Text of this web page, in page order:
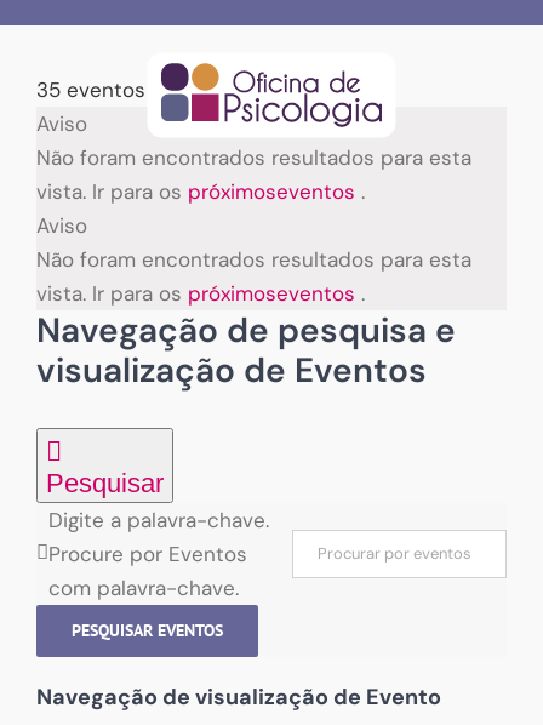
content35 eventos encontrados.
Eventos
Aviso
Não foram encontrados resultados para esta
vista. Ir para os próximoseventos .
Aviso
Não foram encontrados resultados para esta
vista. Ir para os próximoseventos .
Navegação de pesquisa e
visualização de Eventos
Pesquisar
Digite a palavra-chave.
Procure por Eventos
com palavra-chave.
PESQUISAR EVENTOS
Navegação de visualização de Evento